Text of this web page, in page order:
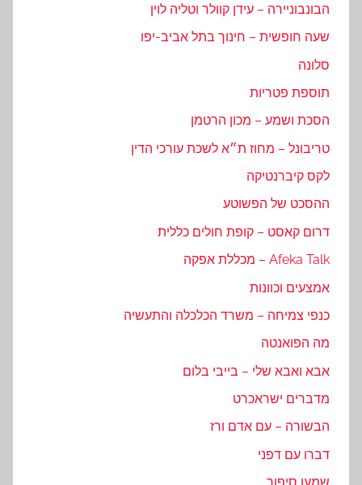
הבונבוניירה – עידן קוולר וטליה לוין
שעה חופשית – חינוך בתל אביב-יפו
סלונה
תוספת פטריות
הסכת ושמע – מכון הרטמן
טריבונל – מחוז ת״א לשכת עורכי הדין
לקס קיברנטיקה
ההסכט של הפשוטע
דרום קאסט – קופת חולים כללית
Afeka Talk – מכללת אפקה
אמצעים וכוונות
כנפי צמיחה – משרד הכלכלה והתעשיה
מה הפואנטה
אבא ואבא שלי – בייבי בלום
מדברים ישראכרט
הבשורה – עם אדם ורז
דברו עם דפני